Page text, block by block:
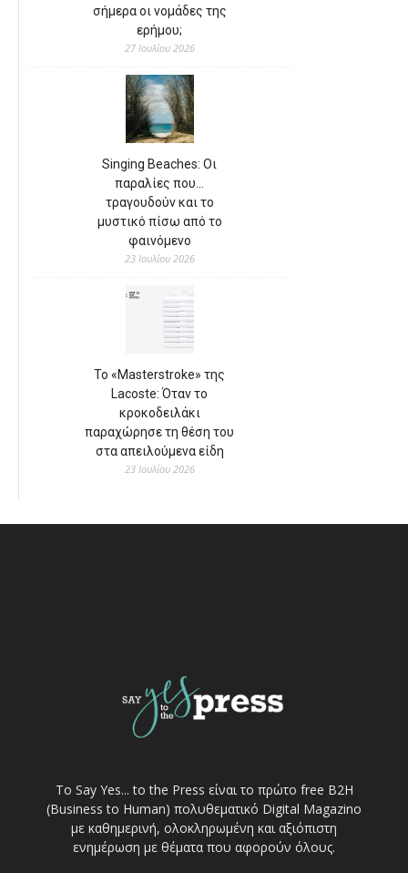
σήμερα οι νομάδες της
ερήμου;
27 Ιουλίου 2026
Singing Beaches: Οι
παραλίες που…
τραγουδούν και το
μυστικό πίσω από το
φαινόμενο
23 Ιουλίου 2026
Το «Masterstroke» της
Lacoste: Όταν το
κροκοδειλάκι
παραχώρησε τη θέση του
στα απειλούμενα είδη
23 Ιουλίου 2026
Το Say Yes... to the Press είναι το πρώτο free Β2Η
(Business to Human) πολυθεματικό Digital Magazino
με καθημερινή, ολοκληρωμένη και αξιόπιστη
ενημέρωση με θέματα που αφορούν όλους.